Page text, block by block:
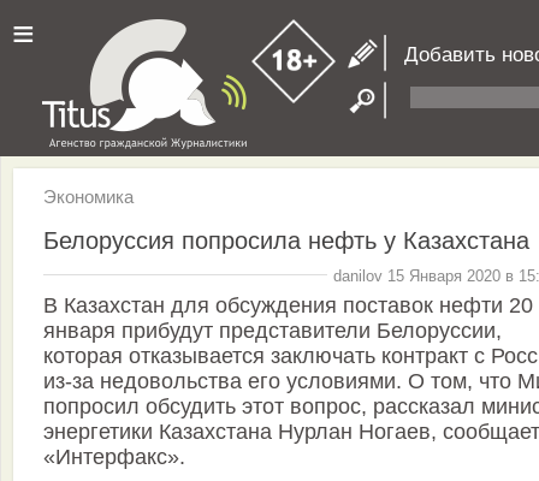
≡ Добавить
Экономика
Белоруссия попросила нефть у Казахстана
danilov 15 Января 2020 в
В Казахстан для обсуждения поставок нефти 20
января прибудут представители Белоруссии,
которая отказывается заключать контракт с
из-за недовольства его условиями. О том, что
попросил обсудить этот вопрос, рассказал
энергетики Казахстана Нурлан Ногаев, сообщает
«Интерфакс».